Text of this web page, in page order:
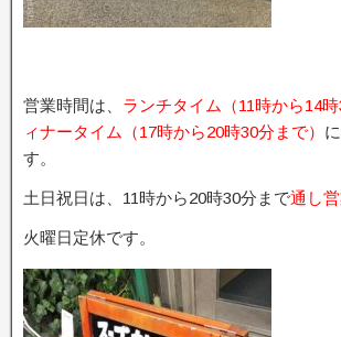
営業時間は、 ランチタイム（11時から14時
ィナータイム（17時から20時30分まで）
す。
土日祝日は、11時から20時30分まで通し
火曜日定休です。